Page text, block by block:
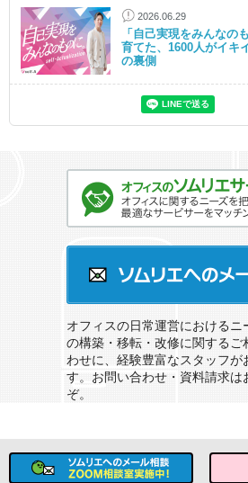
2026.06.29
「自己実現をみんなの
育てた、1600人がイキ
の裏側
オフィスの日常運営におけるニ
の構築・移転・改修に関するご
わせに、経験豊富なスタッフが
す。お問い合わせ・資料請求は
ぞ。